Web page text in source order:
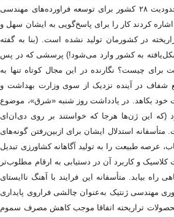
گونه‌های گیاهی ناشی از توسعه این محصولات ابراز نگرانی کنند. البته در این کلیشه تکراری، از محدودیت ۲۸ کشور برای توسعه فراورده‌های مهندسی
کردند کار را برای پاسخ‌گویی به ایشان سهل و
در کشورمان تولید نشده است. (بنا به گفته
منتقدان تشکل‌یافته به کشور وارد می‌شود!) پرسشی که در پس
چیست؟ نگارنده در این مجال کوتاه تنها به
شفاف در آینده نزدیک از سوی وزارت بهداشت و
خود بکاهد. در یادداشت روز شنبه «شرق»، موضوع
(که این ژن‌‌ها هرجا که خواستند بر روی دی‌ان‌ای
استدلال ایشان برای ازبین‌رفتن گونه‌های
عرصه طبیعت را به تولید آگاهانه کشاورزی تبدیل
و کاربرد آن در دستیابی به ارقام مطلوب‌تر
بیابد. متأسفانه این فرایند با آهنگ ناایستای
مهندسی ژنتیک به‌عنوان چالشی فراروی پایداری
تراریخته اتفاقا موجب کاهش مصرف سموم